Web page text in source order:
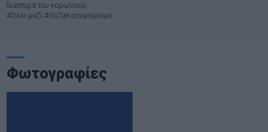
διασπορά του κορωνοϊού.
#Όλοι μαζί #ΘαΤαΚαταφέρουμε
Φωτογραφίες